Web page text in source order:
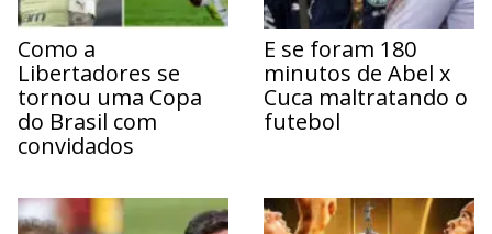
Como a
Libertadores se
tornou uma Copa
do Brasil com
convidados
E se foram 180
minutos de Abel x
Cuca maltratando o
futebol